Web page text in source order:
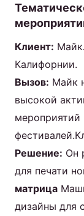
Клиент:
Калифорнии.
Вызов: Майк
высокой
мероприятий
Решение: Он
для печати
матрица
дизайны для